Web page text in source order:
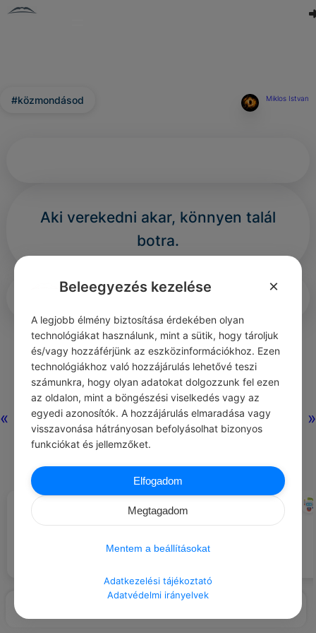
« »
#közmondásod Miklos Istvan
Aki verekedni akar, könnyen talál
botra.
0 353
Nincs még hozzászólás.
#EZT BESZÉLIK…
nyomkodják.
CHATGPT
Fektesd be a pénzedet
minimalizáld a kockázatot.
Beleegyezés kezelése ×
A legjobb élmény biztosítása érdekében olyan
technológiákat használunk, mint a sütik, hogy tároljuk
és/vagy hozzáférjünk az eszközinformációkhoz. Ezen
technológiákhoz való hozzájárulás lehetővé teszi
számunkra, hogy olyan adatokat dolgozzunk fel ezen
az oldalon, mint a böngészési viselkedés vagy az
egyedi azonosítók. A hozzájárulás elmaradása vagy
visszavonása hátrányosan befolyásolhat bizonyos
funkciókat és jellemzőket.
Elfogadom
Megtagadom
Mentem a beállításokat
Adatkezelési tájékoztató
Adatvédelmi irányelvek